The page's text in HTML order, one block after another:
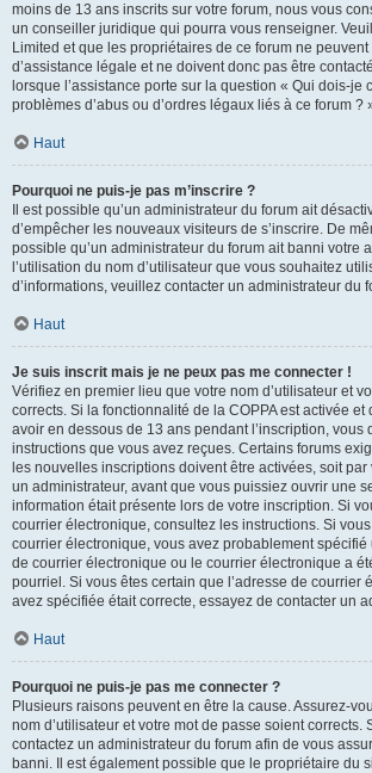
moins de 13 ans inscrits sur votre forum, nous vous
un conseiller juridique qui pourra vous renseigner.
Limited et que les propriétaires de ce forum ne
d’assistance légale et ne doivent donc pas être
lorsque l’assistance porte sur la question « Qui dois-je
problèmes d’abus ou d’ordres légaux liés à ce forum ?
Haut
Pourquoi ne puis-je pas m’inscrire ?
Il est possible qu’un administrateur du forum ait
d’empêcher les nouveaux visiteurs de s’inscrire. De
possible qu’un administrateur du forum ait banni votre
l’utilisation du nom d’utilisateur que vous souhaitez
d’informations, veuillez contacter un administrateur du
Haut
Je suis inscrit mais je ne peux pas me connecter !
Vérifiez en premier lieu que votre nom d’utilisateur et
corrects. Si la fonctionnalité de la COPPA est activée et
avoir en dessous de 13 ans pendant l’inscription, vous
instructions que vous avez reçues. Certains forums
les nouvelles inscriptions doivent être activées, soit
un administrateur, avant que vous puissiez ouvrir une
information était présente lors de votre inscription. Si
courrier électronique, consultez les instructions. Si
courrier électronique, vous avez probablement
de courrier électronique ou le courrier électronique a
pourriel. Si vous êtes certain que l’adresse de courrier
avez spécifiée était correcte, essayez de contacter un
Haut
Pourquoi ne puis-je pas me connecter ?
Plusieurs raisons peuvent en être la cause. Assurez-
nom d’utilisateur et votre mot de passe soient corrects.
contactez un administrateur du forum afin de vous
banni. Il est également possible que le propriétaire du